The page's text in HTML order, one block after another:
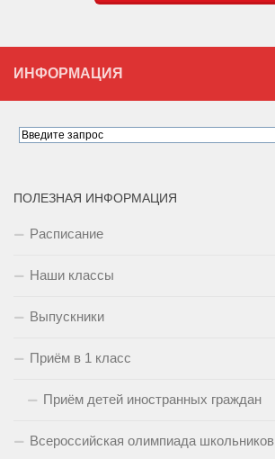
ИНФОРМАЦИЯ
ПОЛЕЗНАЯ ИНФОРМАЦИЯ
Расписание
Наши классы
Выпускники
Приём в 1 класс
Приём детей иностранных граждан
Всероссийская олимпиада школьников